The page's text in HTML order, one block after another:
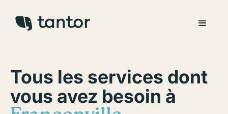
Tous les services dont
vous avez besoin à